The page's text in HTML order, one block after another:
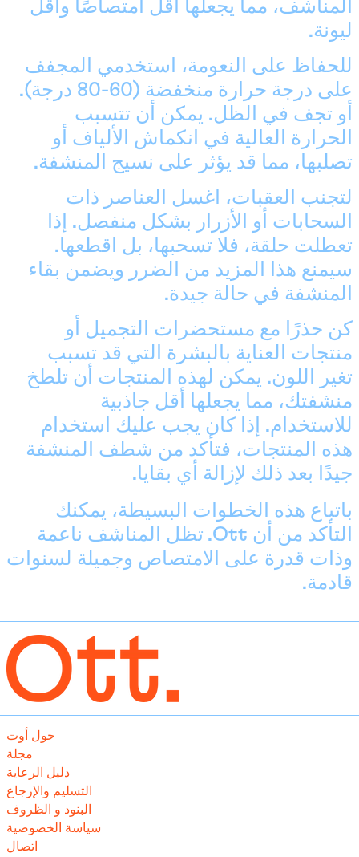
المناشف، مما يجعلها أقل امتصاصًا وأقل
ليونة.
للحفاظ على النعومة، استخدمي المجفف
على درجة حرارة منخفضة (60-80 درجة).
أو تجف في الظل. يمكن أن تتسبب
الحرارة العالية في انكماش الألياف أو
تصلبها، مما قد يؤثر على نسيج المنشفة.
لتجنب العقبات، اغسل العناصر ذات
السحابات أو الأزرار بشكل منفصل. إذا
تعطلت حلقة، فلا تسحبها، بل اقطعها.
سيمنع هذا المزيد من الضرر ويضمن بقاء
المنشفة في حالة جيدة.
كن حذرًا مع مستحضرات التجميل أو
منتجات العناية بالبشرة التي قد تسبب
تغير اللون. يمكن لهذه المنتجات أن تلطخ
منشفتك، مما يجعلها أقل جاذبية
للاستخدام. إذا كان يجب عليك استخدام
هذه المنتجات، فتأكد من شطف المنشفة
جيدًا بعد ذلك لإزالة أي بقايا.
باتباع هذه الخطوات البسيطة، يمكنك
التأكد من أن Ott. تظل المناشف ناعمة
وذات قدرة على الامتصاص وجميلة لسنوات
قادمة.
حول أوت
مجلة
دليل الرعاية
التسليم والإرجاع
البنود و الظروف
سياسة الخصوصية
اتصال
آيسلندا (ISK kr)
أذربيجان (EUR €)
أرمينيا (EUR €)
أروبا (AWG ƒ)
أستراليا (AUD $)
أفغانستان (EUR €)
ألبانيا (ALL L)
ألمانيا (EUR €)
أنتيغوا وبربودا (XCD $)
أنغويلا (XCD $)
أورغواي (UYU $U)
أوزبكستان (EUR €)
أوغندا (EUR €)
أوكرانيا (EUR €)
إريتريا (EUR €)
إسبانيا (EUR €)
إستونيا (EUR €)
إندونيسيا (IDR Rp)
الأراضي الفلسطينية (ILS
الإمارات العربية المتحدة